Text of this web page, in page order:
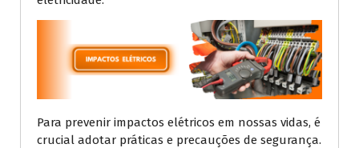
Para prevenir impactos elétricos em nossas vidas, é
crucial adotar práticas e precauções de segurança.